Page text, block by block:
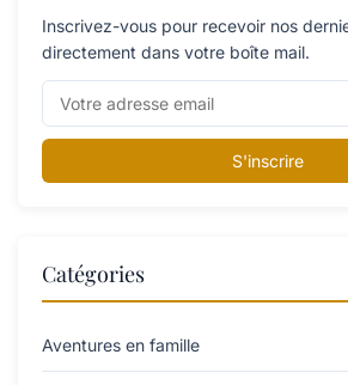
Inscrivez-vous pour recevoir nos
directement dans votre boîte mail.
S'inscrire
Catégories
Aventures en famille